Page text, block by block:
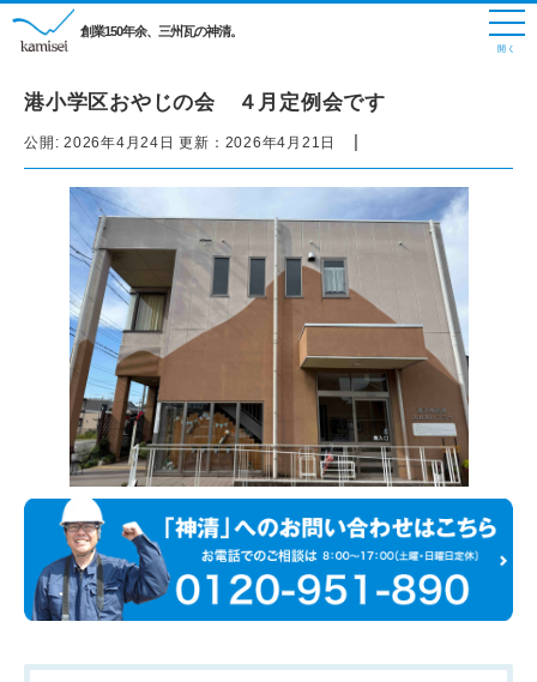
創業150年余、三州瓦の神清。
港小学区おやじの会 ４月定例会です
公開: 2026年4月24日 更新： 2026年4月21日 |